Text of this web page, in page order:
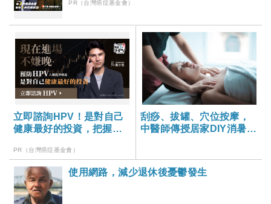
PR（台灣癌症基金會）
立即諮詢HPV！是對自己
健康最好的投資，把握現
PR（台灣癌症基金會）
刮痧、拔罐、穴位按摩，
中醫師傳授居家DIY消暑方
使用網路，減少退休後憂鬱發生